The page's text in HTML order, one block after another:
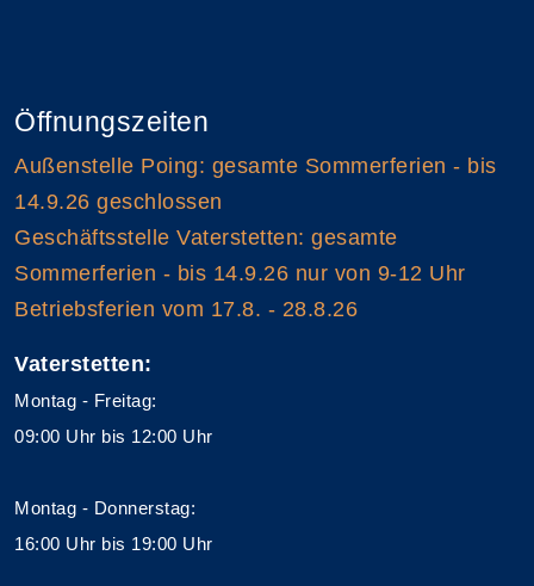
Öffnungszeiten
Außenstelle Poing: gesamte Sommerferien - bis
14.9.26 geschlossen
Geschäftsstelle Vaterstetten: gesamte
Sommerferien - bis 14.9.26 nur von 9-12 Uhr
Betriebsferien vom 17.8. - 28.8.26
Vaterstetten:
Montag - Freitag:
09:00 Uhr bis 12:00 Uhr
Montag - Donnerstag:
16:00 Uhr bis 19:00 Uhr